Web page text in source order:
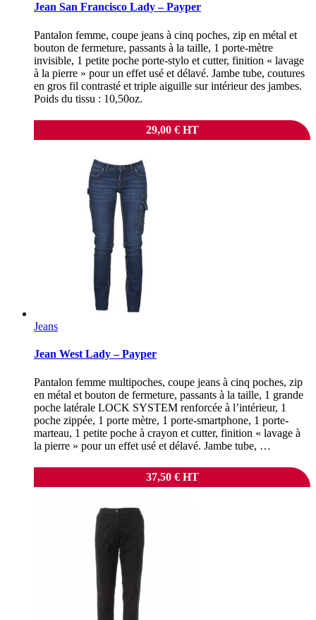
Jean San Francisco Lady – Payper
Pantalon femme, coupe jeans à cinq poches, zip en métal et
bouton de fermeture, passants à la taille, 1 porte-mètre
invisible, 1 petite poche porte-stylo et cutter, finition « lavage
à la pierre » pour un effet usé et délavé. Jambe tube, coutures
en gros fil contrasté et triple aiguille sur intérieur des jambes.
Poids du tissu : 10,50oz.
29,00 €HT
Jeans
Jean West Lady – Payper
Pantalon femme multipoches, coupe jeans à cinq poches, zip
en métal et bouton de fermeture, passants à la taille, 1 grande
poche latérale LOCK SYSTEM renforcée à l’intérieur, 1
poche zippée, 1 porte mètre, 1 porte-smartphone, 1 porte-
marteau, 1 petite poche à crayon et cutter, finition « lavage à
la pierre » pour un effet usé et délavé. Jambe tube, …
37,50 €HT